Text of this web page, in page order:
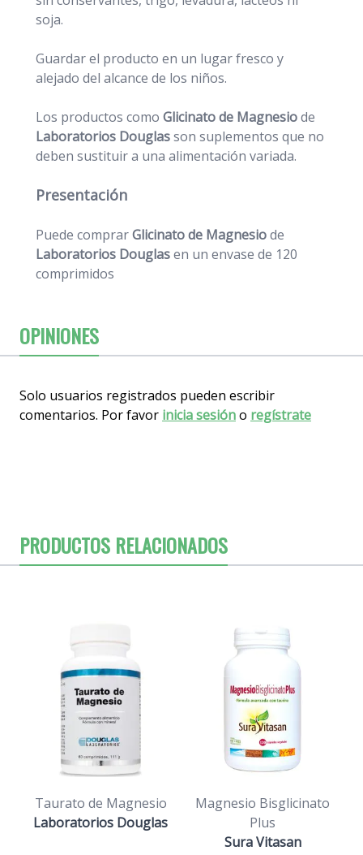
soja.
Guardar el producto en un lugar fresco y
alejado del alcance de los niños.
Los productos como Glicinato de Magnesiode
Laboratorios Douglasson suplementos que no
deben sustituir a una alimentación variada.
Presentación
Puede comprarGlicinato de Magnesiode
Laboratorios Douglasen un envase de 120
comprimidos
OPINIONES
Solo usuarios registrados pueden escribir
comentarios. Por favor inicia sesióno regístrate
PRODUCTOS RELACIONADOS
Taurato de Magnesio
Laboratorios Douglas
Magnesio Bisglicinato
Plus
Sura Vitasan